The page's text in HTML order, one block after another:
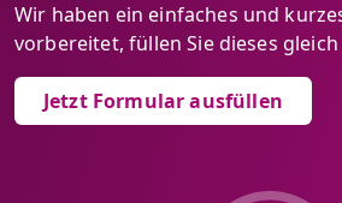
Wir haben ein einfaches und
vorbereitet, füllen Sie dieses gleich
Jetzt Formular ausfüllen